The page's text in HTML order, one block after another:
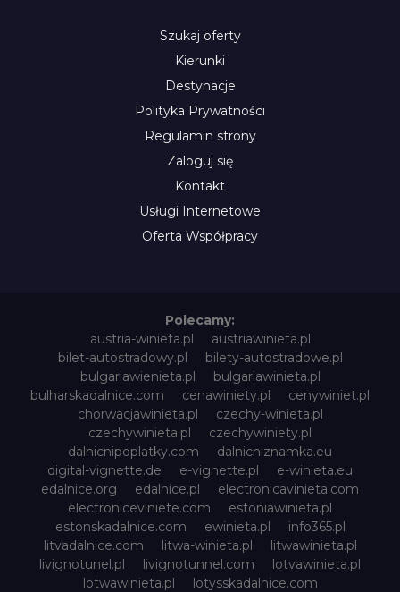
Szukaj oferty
Kierunki
Destynacje
Polityka Prywatności
Regulamin strony
Zaloguj się
Kontakt
Usługi Internetowe
Oferta Współpracy
Polecamy:
austria-winieta.pl
austriawinieta.pl
bilet-autostradowy.pl
bilety-autostradowe.pl
bulgariawienieta.pl
bulgariawinieta.pl
bulharskadalnice.com
cenawiniety.pl
cenywiniet.pl
chorwacjawinieta.pl
czechy-winieta.pl
czechywinieta.pl
czechywiniety.pl
dalnicnipoplatky.com
dalnicniznamka.eu
digital-vignette.de
e-vignette.pl
e-winieta.eu
edalnice.org
edalnice.pl
electronicavinieta.com
electroniceviniete.com
estoniawinieta.pl
estonskadalnice.com
ewinieta.pl
info365.pl
litvadalnice.com
litwa-winieta.pl
litwawinieta.pl
livignotunel.pl
livignotunnel.com
lotvawinieta.pl
lotwawinieta.pl
lotysskadalnice.com